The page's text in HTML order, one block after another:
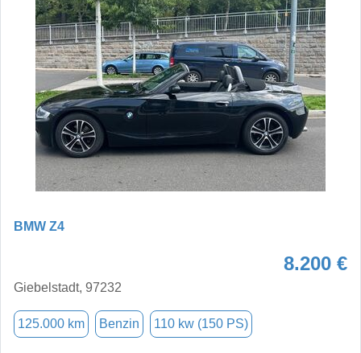
BMW Z4
8.200 €
Giebelstadt, 97232
125.000 km Benzin 110 kw (150 PS)